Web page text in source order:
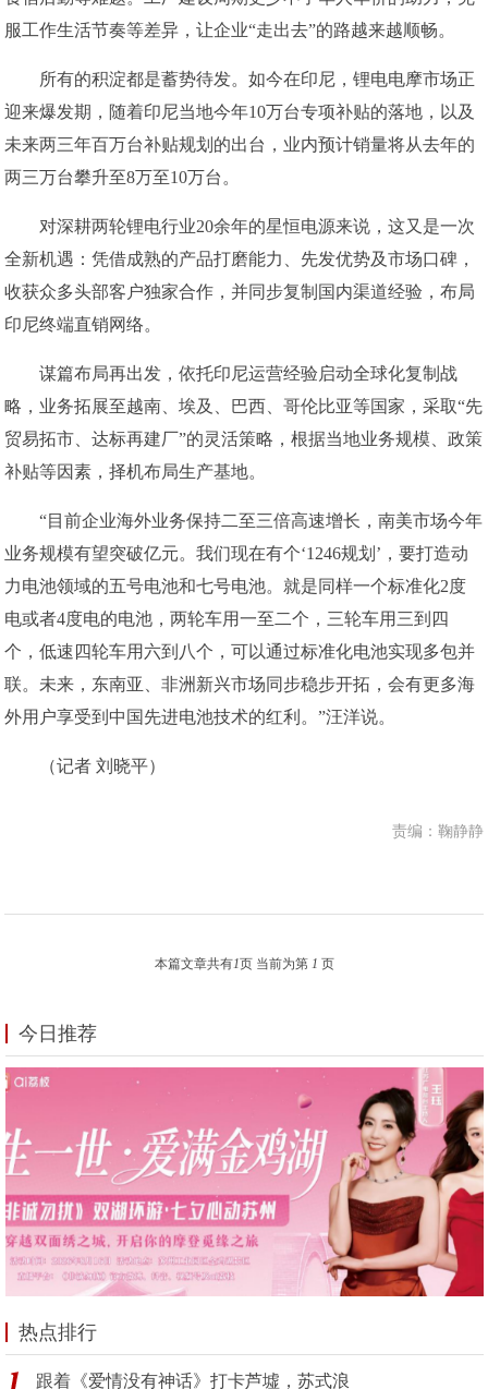
服工作生活节奏等差异，让企业“走出去”的路越来越顺畅。
所有的积淀都是蓄势待发。如今在印尼，锂电电摩市场正
迎来爆发期，随着印尼当地今年10万台专项补贴的落地，以及
未来两三年百万台补贴规划的出台，业内预计销量将从去年的
两三万台攀升至8万至10万台。
对深耕两轮锂电行业20余年的星恒电源来说，这又是一次
全新机遇：凭借成熟的产品打磨能力、先发优势及市场口碑，
收获众多头部客户独家合作，并同步复制国内渠道经验，布局
印尼终端直销网络。
谋篇布局再出发，依托印尼运营经验启动全球化复制战
略，业务拓展至越南、埃及、巴西、哥伦比亚等国家，采取“先
贸易拓市、达标再建厂”的灵活策略，根据当地业务规模、政策
补贴等因素，择机布局生产基地。
“目前企业海外业务保持二至三倍高速增长，南美市场今年
业务规模有望突破亿元。我们现在有个‘1246规划’，要打造动
力电池领域的五号电池和七号电池。就是同样一个标准化2度
电或者4度电的电池，两轮车用一至二个，三轮车用三到四
个，低速四轮车用六到八个，可以通过标准化电池实现多包并
联。未来，东南亚、非洲新兴市场同步稳步开拓，会有更多海
外用户享受到中国先进电池技术的红利。”汪洋说。
（记者 刘晓平）
责编：鞠静静
本篇文章共有1页 当前为第 1 页
今日推荐
热点排行
跟着《爱情没有神话》打卡芦墟，苏式浪